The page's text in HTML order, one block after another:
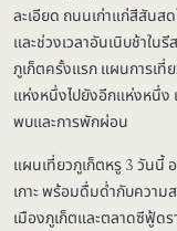
ละเอียด ถนนเก่าแก่สีสันส
และช่วงเวลาอันเนิบช้าใ
ภูเก็ตครั้งแรก แผนการเที่
แห่งหนึ่งไปยังอีกแห่งหนึ่ง
พบและการพักผ่อน
แผนเที่ยวภูเก็ตหรู 3 วันนี้
เกาะ พร้อมดื่มด่ำกับความ
เมืองภูเก็ตและตลาดซีฟู้ด